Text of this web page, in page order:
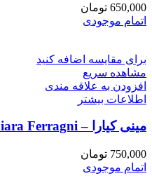
650,000 تومان
اتمام موجودی
برای مقایسه اضافه کنید
مشاهده سریع
افزودن به علاقه مندی
اطلاعات بیشتر
مینی کیارا – Chiara Ferragni
750,000 تومان
اتمام موجودی